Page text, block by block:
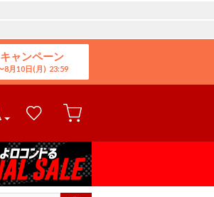
キャンペーン
8月10日(月)